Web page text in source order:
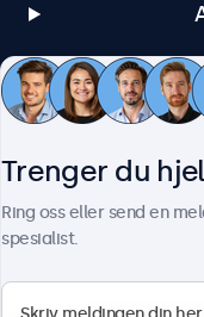
Trenger du
Ring oss eller send en
spesialist.